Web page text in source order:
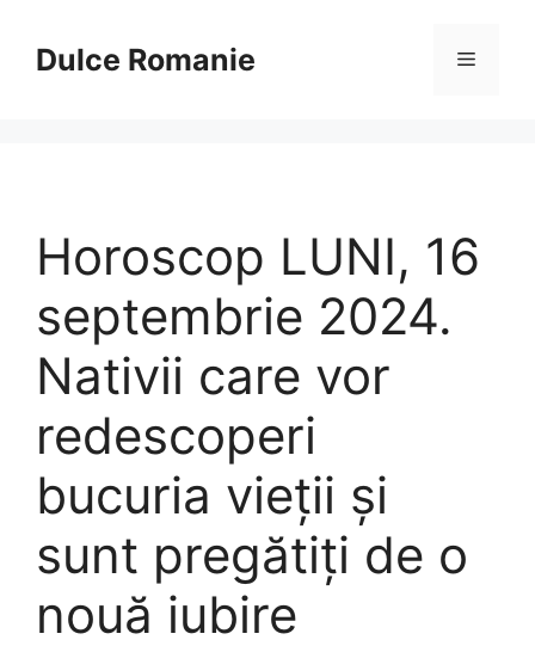
conținutDulce Romanie Meniu
Horoscop LUNI, 16
septembrie 2024.
Nativii care vor
redescoperi
bucuria vieţii şi
sunt pregătiţi de o
nouă iubire